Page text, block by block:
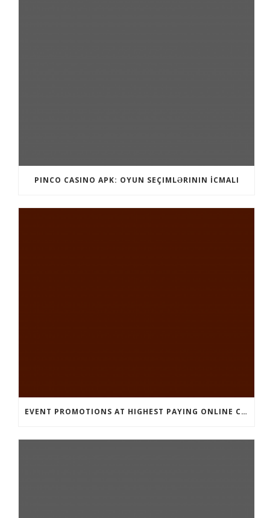
PINCO CASINO APK: OYUN SEÇIMLƏRININ İCMALI
EVENT PROMOTIONS AT HIGHEST PAYING ONLINE CASINOS WITH BEST RTP